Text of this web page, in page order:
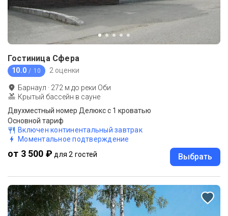
Гостиница Сфера
10.0 / 10 2 оценки
Барнаул · 272 м до реки Оби
Крытый бассейн в сауне
Двухместный номер Делюкс с 1 кроватью
Основной тариф
Включен континентальный завтрак
Моментальное подтверждение
от 3 500 ₽ для 2 гостей Выбрать